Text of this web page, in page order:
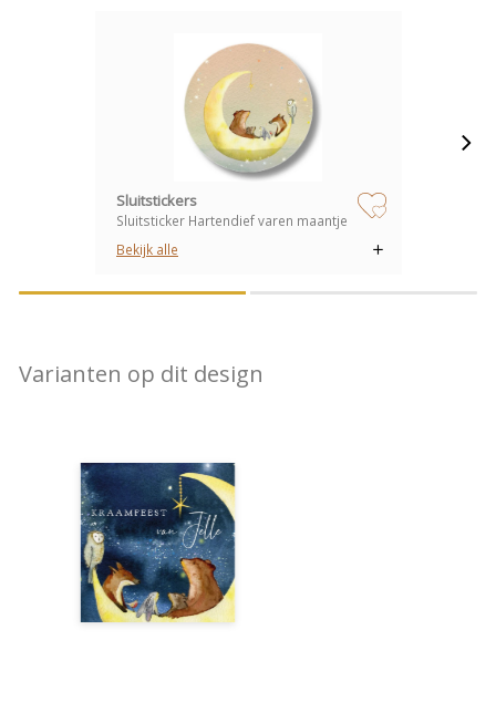
zet op verlanglijstje
Sluitstickers
Sluitsticker Hartendief varen maantje
Bekijk alle
Varianten op dit design